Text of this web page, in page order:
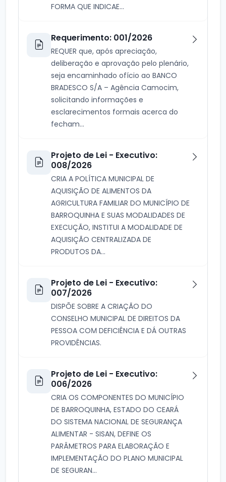
FORMА QUE INDICAE...
Requerimento: 001/2026
REQUER que, após apreciação,
deliberação e aprovação pelo plenário,
seja encaminhado ofício ao BANCO
BRADESCO S/A – Agência Camocim,
solicitando informações e
esclarecimentos formais acerca do
fecham...
Projeto de Lei - Executivo:
008/2026
CRIA A POLÍTICA MUNICIPAL DE
AQUISIÇÃO DE ALIMENTOS DA
AGRICULTURA FAMILIAR DO MUNICÍPIO DE
BARROQUINHA E SUAS MODALIDADES DE
EXECUÇÃO, INSTITUI A MODALIDADE DE
AQUISIÇÃO CENTRALIZADA DE
PRODUTOS DA...
Projeto de Lei - Executivo:
007/2026
DISPÕE SOBRE A CRIAÇÃO DO
CONSELHO MUNICIPAL DE DIREITOS DA
PESSOA COМ DEFICIÊNCIA E DÁ OUTRAS
PROVIDÊNCIAS.
Projeto de Lei - Executivo:
006/2026
CRIA OS COMPONENTES DO MUNICÍPIO
DE BARROQUINHA, ESTADO DO CEARÁ
DO SISTEMA NACIONAL DE SEGURANÇA
ALIMENTAR - SISAN, DEFINE OS
PARÂMETROS PARA ELABORAÇÃO E
IMPLEMENTAÇÃO DO PLANO MUNICIPAL
DE SEGURAN...